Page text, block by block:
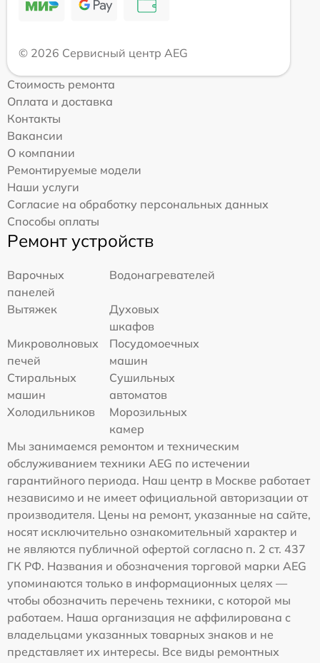
© 2026 Сервисный центр AEG
Стоимость ремонта
Оплата и доставка
Контакты
Вакансии
О компании
Ремонтируемые модели
Наши услуги
Согласие на обработку персональных данных
Способы оплаты
Ремонт устройств
Варочных
панелей
Водонагревателей
Вытяжек
Духовых
шкафов
Микроволновых
печей
Посудомоечных
машин
Стиральных
машин
Сушильных
автоматов
Холодильников
Морозильных
камер
Мы занимаемся ремонтом и техническим
обслуживанием техники AEG по истечении
гарантийного периода. Наш центр в Москве работает
независимо и не имеет официальной авторизации от
производителя. Цены на ремонт, указанные на сайте,
носят исключительно ознакомительный характер и
не являются публичной офертой согласно п. 2 ст. 437
ГК РФ. Названия и обозначения торговой марки AEG
упоминаются только в информационных целях —
чтобы обозначить перечень техники, с которой мы
работаем. Наша организация не аффилирована с
владельцами указанных товарных знаков и не
представляет их интересы. Все виды ремонтных